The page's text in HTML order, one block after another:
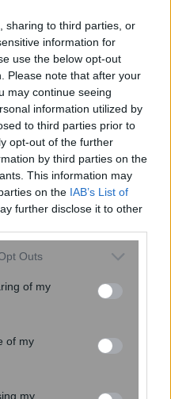
sharing to third parties, or
information for
use the below opt-out
Please note that after your
may continue seeing
information utilized by
to third parties prior to
opt-out of the further
by third parties on the
This information may
on the IAB’s List of
further disclose it to other
uses one or more Google
You may click to
its third-party tags to
Outs
of my
of my
my
– Έγινε
μέτωπο στον
την μάχη